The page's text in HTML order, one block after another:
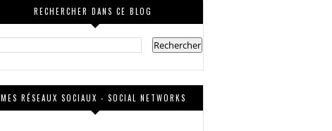
RECHERCHER DANS CE BLOG
MES RÉSEAUX SOCIAUX - SOCIAL NETWORKS